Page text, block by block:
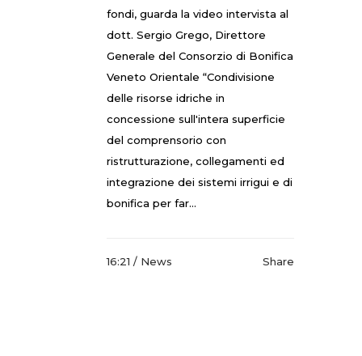
fondi, guarda la video intervista al
dott. Sergio Grego, Direttore
Generale del Consorzio di Bonifica
Veneto Orientale “Condivisione
delle risorse idriche in
concessione sull'intera superficie
del comprensorio con
ristrutturazione, collegamenti ed
integrazione dei sistemi irrigui e di
bonifica per far...
16:21 / News Share